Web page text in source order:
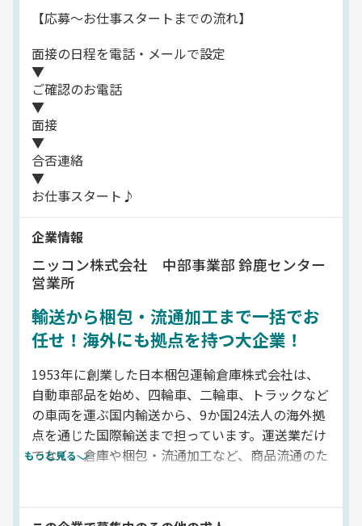
【応募～お仕事スタートまでの流れ】
面接の日程を電話・メールで設定
▼
ご確認のお電話
▼
面接
▼
合否連絡
▼
お仕事スタート♪
企業情報
ニッコン株式会社 中部事業部 鈴鹿センター
営業所
輸送から梱包・流通加工まで一括でお
任せ！海外にも拠点を持つ大企業！
1953年に創業した日本梱包運輸倉庫株式会社は、
自動車部品を始め、四輪車、二輪車、トラックなど
の車両を運ぶ国内輸送から、9か国24法人の海外拠
点を通じた国際輸送まで担っています。運送業だけ
でなく、倉庫や梱包・流通加工など、商品流通のた
もっと見る